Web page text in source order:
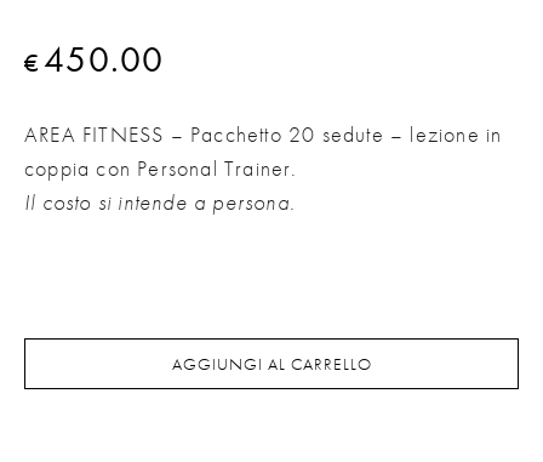
€450.00
AREA FITNESS – Pacchetto 20 sedute – lezione in
coppia con Personal Trainer.
Il costo si intende a persona.
AGGIUNGI AL CARRELLO